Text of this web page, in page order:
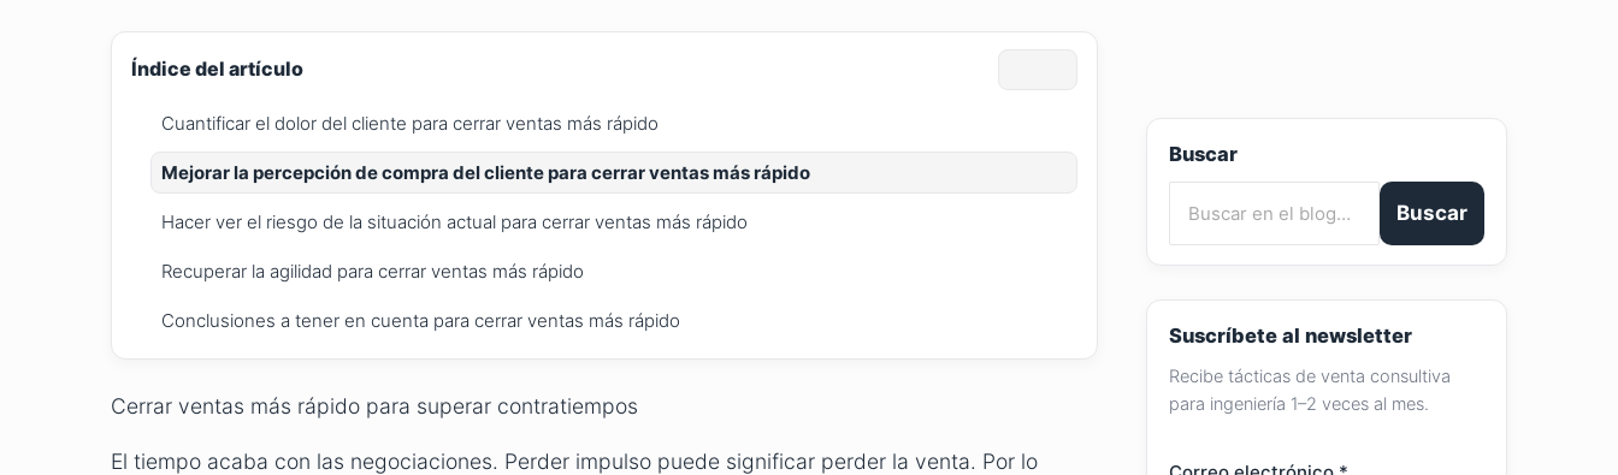
Índice del artículo
Cuantificar el dolor del cliente para cerrar ventas más rápido
Mejorar la percepción de compra del cliente para cerrar ventas más rápido
Hacer ver el riesgo de la situación actual para cerrar ventas más rápido
Recuperar la agilidad para cerrar ventas más rápido
Conclusiones a tener en cuenta para cerrar ventas más rápido
Cerrar ventas más rápido para superar contratiempos
El tiempo acaba con las negociaciones. Perder impulso puede significar perder la venta. Por lo
Buscar
Buscar
Suscríbete al newsletter
Recibe tácticas de venta consultiva
para ingeniería 1–2 veces al mes.